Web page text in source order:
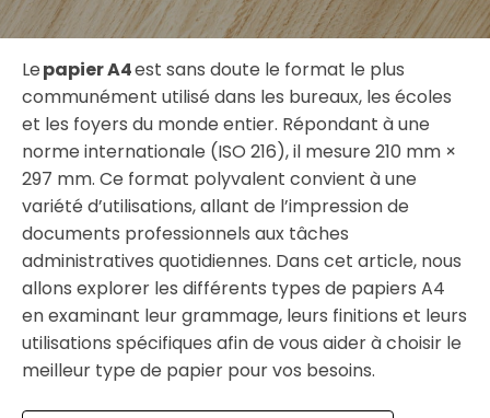
Lepapier A4est sans doute le format le plus
communément utilisé dans les bureaux, les écoles
et les foyers du monde entier. Répondant à une
norme internationale (ISO 216), il mesure 210 mm ×
297 mm. Ce format polyvalent convient à une
variété d’utilisations, allant de l’impression de
documents professionnels aux tâches
administratives quotidiennes. Dans cet article, nous
allons explorer les différents types de papiers A4
en examinant leur grammage, leurs finitions et leurs
utilisations spécifiques afin de vous aider à choisir le
meilleur type de papier pour vos besoins.